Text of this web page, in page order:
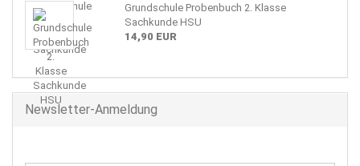
Grundschule Probenbuch 2. Klasse
Sachkunde HSU
14,90 EUR
Newsletter-Anmeldung